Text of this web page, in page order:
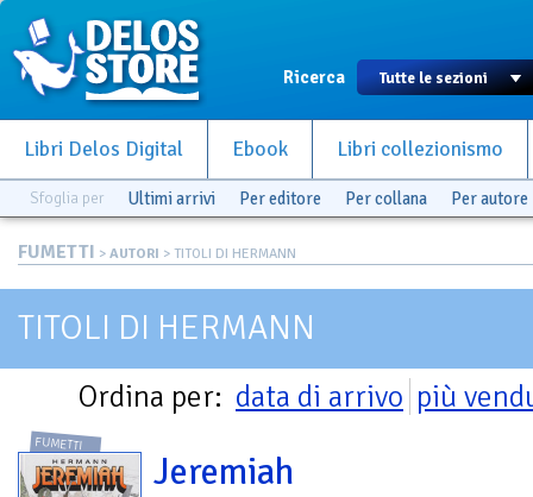
Ricerca
Libri Delos Digital Ebook Libri collezionismo
Sfoglia per Ultimi arrivi Per editore Per collana Per autore
FUMETTI > AUTORI > TITOLI DI HERMANN
TITOLI DI HERMANN
Ordina per: data di arrivo più
FUMETTI
Jeremiah